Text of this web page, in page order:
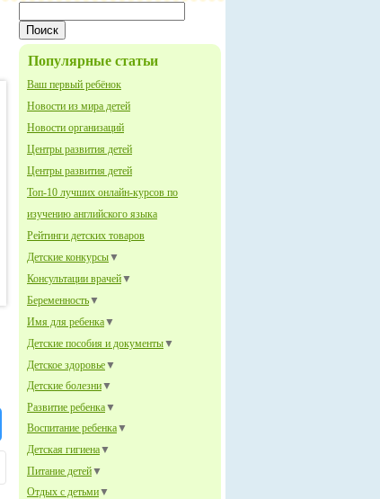
Популярные статьи
Ваш первый ребёнок
Новости из мира детей
Новости организаций
Центры развития детей
Центры развития детей
Топ-10 лучших онлайн-курсов по
изучению английского языка
Рейтинги детских товаров
Детские конкурсы▼
Консультации врачей▼
Беременность▼
Имя для ребенка▼
Детские пособия и документы▼
Детское здоровье▼
Детские болезни▼
Развитие ребенка▼
Воспитание ребенка▼
Детская гигиена▼
Питание детей▼
Отдых с детьми▼